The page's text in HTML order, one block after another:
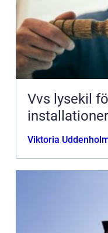
Vvs lysekil
Viktoria